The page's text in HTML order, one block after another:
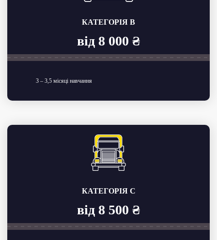
КАТЕГОРІЯ B
від 8 000 ₴
3 – 3,5 місяці навчання
КАТЕГОРІЯ C
від 8 500 ₴